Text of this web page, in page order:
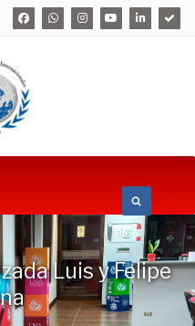
Luis y Felipe